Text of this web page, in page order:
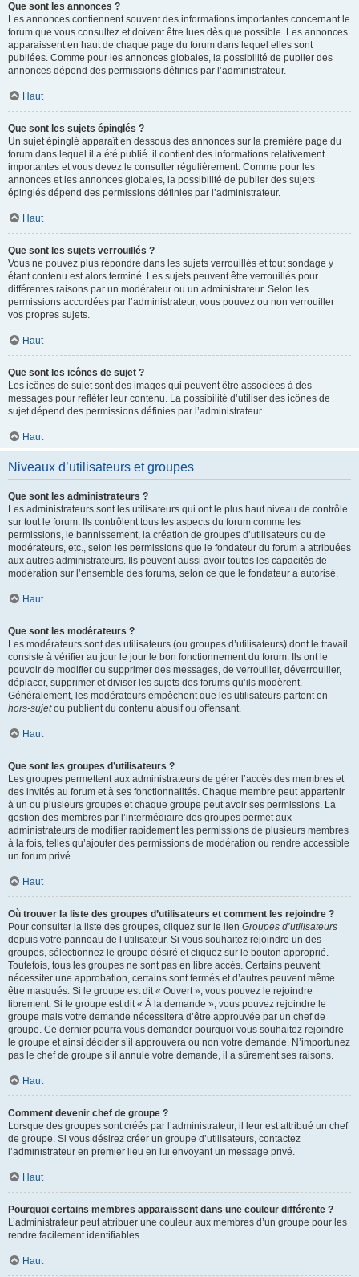
Que sont les annonces ?
Les annonces contiennent souvent des informations importantes concernant le
forum que vous consultez et doivent être lues dès que possible. Les annonces
apparaissent en haut de chaque page du forum dans lequel elles sont
publiées. Comme pour les annonces globales, la possibilité de publier des
annonces dépend des permissions définies par l’administrateur.
Haut
Que sont les sujets épinglés ?
Un sujet épinglé apparaît en dessous des annonces sur la première page du
forum dans lequel il a été publié. il contient des informations relativement
importantes et vous devez le consulter régulièrement. Comme pour les
annonces et les annonces globales, la possibilité de publier des sujets
épinglés dépend des permissions définies par l’administrateur.
Haut
Que sont les sujets verrouillés ?
Vous ne pouvez plus répondre dans les sujets verrouillés et tout sondage y
étant contenu est alors terminé. Les sujets peuvent être verrouillés pour
différentes raisons par un modérateur ou un administrateur. Selon les
permissions accordées par l’administrateur, vous pouvez ou non verrouiller
vos propres sujets.
Haut
Que sont les icônes de sujet ?
Les icônes de sujet sont des images qui peuvent être associées à des
messages pour refléter leur contenu. La possibilité d’utiliser des icônes de
sujet dépend des permissions définies par l’administrateur.
Haut
Niveaux d’utilisateurs et groupes
Que sont les administrateurs ?
Les administrateurs sont les utilisateurs qui ont le plus haut niveau de contrôle
sur tout le forum. Ils contrôlent tous les aspects du forum comme les
permissions, le bannissement, la création de groupes d’utilisateurs ou de
modérateurs, etc., selon les permissions que le fondateur du forum a attribuées
aux autres administrateurs. Ils peuvent aussi avoir toutes les capacités de
modération sur l’ensemble des forums, selon ce que le fondateur a autorisé.
Haut
Que sont les modérateurs ?
Les modérateurs sont des utilisateurs (ou groupes d’utilisateurs) dont le travail
consiste à vérifier au jour le jour le bon fonctionnement du forum. Ils ont le
pouvoir de modifier ou supprimer des messages, de verrouiller, déverrouiller,
déplacer, supprimer et diviser les sujets des forums qu’ils modèrent.
Généralement, les modérateurs empêchent que les utilisateurs partent en
hors-sujetou publient du contenu abusif ou offensant.
Haut
Que sont les groupes d’utilisateurs ?
Les groupes permettent aux administrateurs de gérer l’accès des membres et
des invités au forum et à ses fonctionnalités. Chaque membre peut appartenir
à un ou plusieurs groupes et chaque groupe peut avoir ses permissions. La
gestion des membres par l’intermédiaire des groupes permet aux
administrateurs de modifier rapidement les permissions de plusieurs membres
à la fois, telles qu’ajouter des permissions de modération ou rendre accessible
un forum privé.
Haut
Où trouver la liste des groupes d’utilisateurs et comment les rejoindre ?
Pour consulter la liste des groupes, cliquez sur le lien Groupes d’utilisateurs
depuis votre panneau de l’utilisateur. Si vous souhaitez rejoindre un des
groupes, sélectionnez le groupe désiré et cliquez sur le bouton approprié.
Toutefois, tous les groupes ne sont pas en libre accès. Certains peuvent
nécessiter une approbation, certains sont fermés et d’autres peuvent même
être masqués. Si le groupe est dit « Ouvert », vous pouvez le rejoindre
librement. Si le groupe est dit « À la demande », vous pouvez rejoindre le
groupe mais votre demande nécessitera d’être approuvée par un chef de
groupe. Ce dernier pourra vous demander pourquoi vous souhaitez rejoindre
le groupe et ainsi décider s’il approuvera ou non votre demande. N’importunez
pas le chef de groupe s’il annule votre demande, il a sûrement ses raisons.
Haut
Comment devenir chef de groupe ?
Lorsque des groupes sont créés par l’administrateur, il leur est attribué un chef
de groupe. Si vous désirez créer un groupe d’utilisateurs, contactez
l’administrateur en premier lieu en lui envoyant un message privé.
Haut
Pourquoi certains membres apparaissent dans une couleur différente ?
L’administrateur peut attribuer une couleur aux membres d’un groupe pour les
rendre facilement identifiables.
Haut